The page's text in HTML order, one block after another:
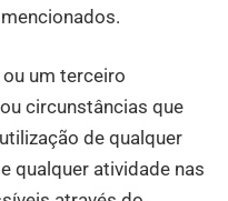
um terceiro
circunstâncias que
de qualquer
qualquer atividade nas